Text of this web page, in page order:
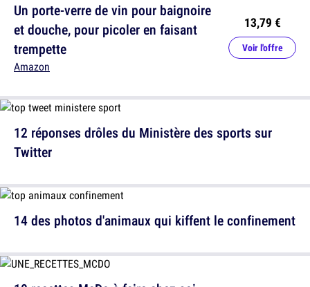
Un porte-verre de vin pour baignoire
et douche, pour picoler en faisant
trempette
Amazon
13,79 €
Voir l'offre
14 des photos d'animaux qui kiffent le confinement
12 réponses drôles du Ministère des sports sur
Twitter